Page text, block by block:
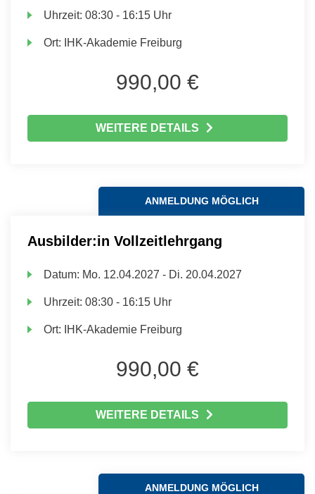
Uhrzeit:08:30 - 16:15 Uhr
Ort: IHK-Akademie Freiburg
990,00 €
WEITERE DETAILS
ANMELDUNG MÖGLICH
Ausbilder:in Vollzeitlehrgang
Datum: Mo. 12.04.2027 - Di. 20.04.2027
Uhrzeit:08:30 - 16:15 Uhr
Ort: IHK-Akademie Freiburg
990,00 €
WEITERE DETAILS
ANMELDUNG MÖGLICH